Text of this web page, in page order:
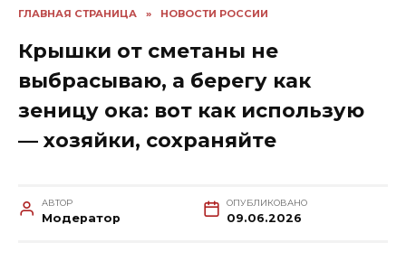
ГЛАВНАЯ СТРАНИЦА » НОВОСТИ РОССИИ
Крышки от сметаны не
выбрасываю, а берегу как
зеницу ока: вот как использую
— хозяйки, сохраняйте
АВТОР
Модератор
ОПУБЛИКОВАНО
09.06.2026